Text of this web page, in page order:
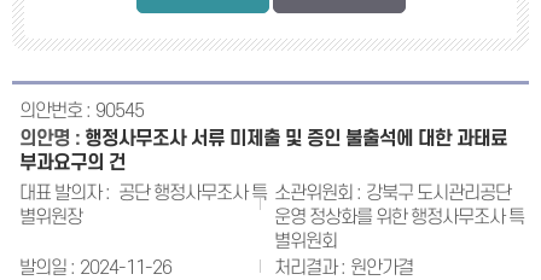
90545
행정사무조사 서류 미제출 및 증인 불출석에 대한 과태료
부과요구의 건
공단 행정사무조사 특
별위원장
강북구 도시관리공단
운영 정상화를 위한 행정사무조사 특
별위원회
2024-11-26
원안가결